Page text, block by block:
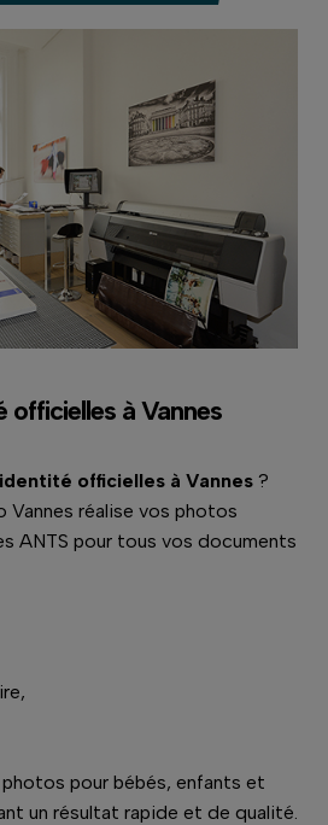
officielles à Vannes
officielles à Vannes ?
réalise vos photos
ANTS pour tous vos documents
pour bébés, enfants et
un résultat rapide et de qualité.